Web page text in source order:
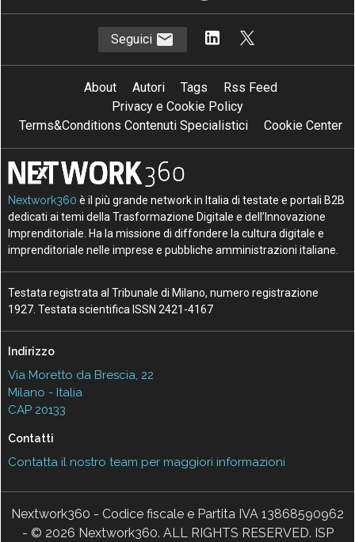
Seguici
About Autori Tags
Rss Feed
Privacy e Cookie Policy
Terms&Conditions Contenuti Specialistici
Cookie Center
Nextwork360 è il più grande network in Italia di testate e portali B2B
dedicati ai temi della Trasformazione Digitale e dell’Innovazione
Imprenditoriale. Ha la missione di diffondere la cultura digitale e
imprenditoriale nelle imprese e pubbliche amministrazioni italiane.
Testata registrata al Tribunale di Milano, numero registrazione
1927. Testata scientifica ISSN 2421-4167
Indirizzo
Via Moretto da Brescia, 22
Milano - Italia
CAP 20133
Contatti
Contatta il nostro team per maggiori informazioni
Nextwork360 - Codice fiscale e Partita IVA 13868590962
- © 2026 Nextwork360. ALL RIGHTS RESERVED. ISP